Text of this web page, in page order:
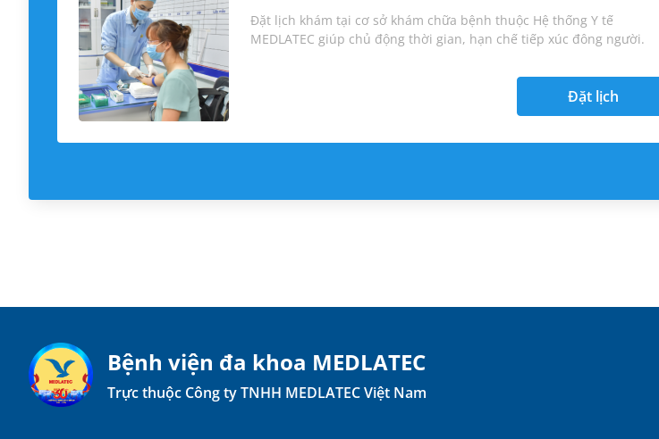
Đặt lịch khám tại cơ sở khám chữa bệnh thuộc Hệ thống Y tế
MEDLATEC giúp chủ động thời gian, hạn chế tiếp xúc đông người.
Đặt lịch
Bệnh viện đa khoa MEDLATEC
Trực thuộc Công ty TNHH MEDLATEC Việt Nam